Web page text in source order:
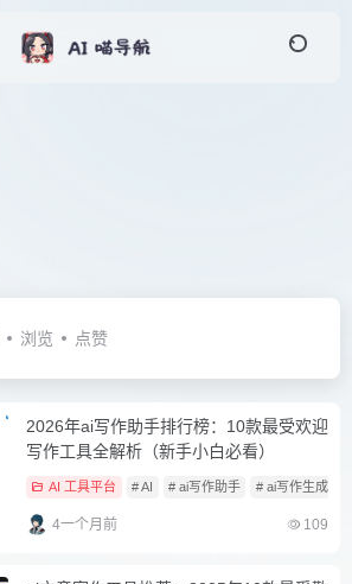
浏览 点赞
2026年ai写作助手排行榜：10款最受欢迎
写作工具全解析（新手小白必看）
AI 工具平台 # AI # ai写作助手 # ai写作生成
4一个月前 109